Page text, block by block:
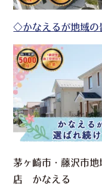
◇かなえるが地域の
茅ヶ崎市・藤沢市
店 かなえる